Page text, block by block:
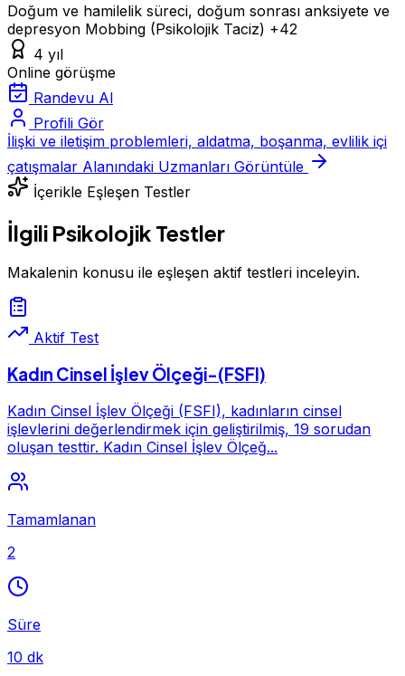
Doğum ve hamilelik süreci, doğum sonrası anksiyete ve
depresyon Mobbing (Psikolojik Taciz) +42
4 yıl
Online görüşme
Randevu Al
Profili Gör
İlişki ve iletişim problemleri, aldatma, boşanma, evlilik içi
çatışmalar Alanındaki Uzmanları Görüntüle
İçerikle Eşleşen Testler
İlgili Psikolojik Testler
Makalenin konusu ile eşleşen aktif testleri inceleyin.
Aktif Test
Kadın Cinsel İşlev Ölçeği-(FSFI)
Kadın Cinsel İşlev Ölçeği (FSFI), kadınların cinsel
işlevlerini değerlendirmek için geliştirilmiş, 19 sorudan
oluşan testtir. Kadın Cinsel İşlev Ölçeğ...
Tamamlanan
2
Süre
10 dk